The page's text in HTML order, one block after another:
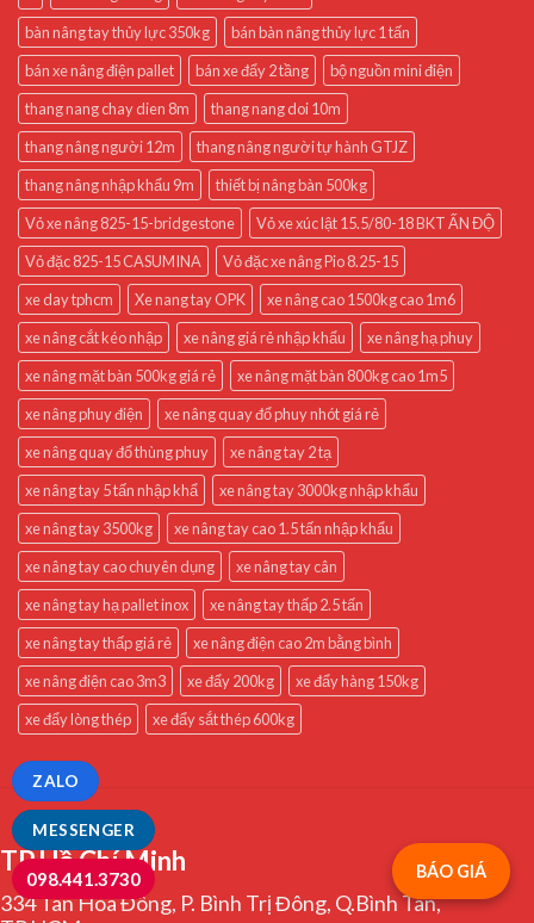
bàn nâng tay thủy lực 350kg
bán bàn nâng thủy lực 1 tấn
bán xe nâng điện pallet
bán xe đẩy 2 tầng
bộ nguồn mini điện
thang nang chay dien 8m
thang nang doi 10m
thang nâng người 12m
thang nâng người tự hành GTJZ
thang nâng nhập khẩu 9m
thiết bị nâng bàn 500kg
Vỏ xe nâng 825-15-bridgestone
Vỏ xe xúc lật 15.5/80-18 BKT ẤN ĐỘ
Vỏ đặc 825-15 CASUMINA
Vỏ đặc xe nâng Pio 8.25-15
xe day tphcm
Xe nang tay OPK
xe nâng cao 1500kg cao 1m6
xe nâng cắt kéo nhập
xe nâng giá rẻ nhập khẩu
xe nâng hạ phuy
xe nâng mặt bàn 500kg giá rẻ
xe nâng mặt bàn 800kg cao 1m5
xe nâng phuy điện
xe nâng quay đổ phuy nhót giá rẻ
xe nâng quay đổ thùng phuy
xe nâng tay 2 tạ
xe nâng tay 5 tấn nhập khẩ
xe nâng tay 3000kg nhập khẩu
xe nâng tay 3500kg
xe nâng tay cao 1.5 tấn nhập khẩu
xe nâng tay cao chuyên dụng
xe nâng tay cân
xe nâng tay hạ pallet inox
xe nâng tay thấp 2.5 tấn
xe nâng tay thấp giá rẻ
xe nâng điện cao 2m bằng bình
xe nâng điện cao 3m3
xe đẩy 200kg
xe đẩy hàng 150kg
xe đẩy lòng thép
xe đẩy sắt thép 600kg
TP.Hồ Chí Minh
334 Tân Hoà Đông, P. Bình Trị Đông, Q.Bình Tân,
BÁO GIÁ
MESSENGER
ZALO
098.441.3730